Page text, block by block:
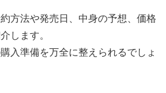
方法や発売日、中身の予想、価格
します。
入準備を万全に整えられるでしょ